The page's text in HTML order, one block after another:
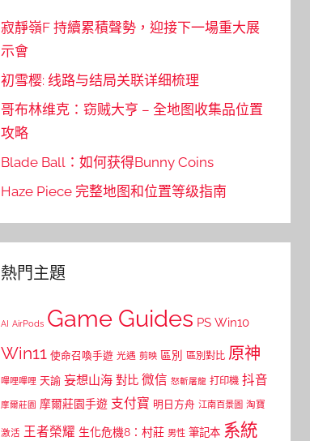
寂靜嶺F 持續累積聲勢，迎接下一場重大展
示會
初雪樱: 线路与结局关联详细梳理
哥布林维克：窃贼大亨 – 全地图收集品位置
攻略
Blade Ball：如何获得Bunny Coins
Haze Piece 完整地图和位置等级指南
熱門主題
AI AirPods Game Guides PS Win10
Win11 使命召喚手遊 光遇 剪映 區別 區別對比 原神
嗶哩嗶哩 天諭 妄想山海 對比 微信 怒斬屠龍 打印機 抖音
摩爾莊園 摩爾莊園手遊 支付寶 明日方舟 江南百景圖 淘寶
激活 王者榮耀 生化危機8：村莊 男性 筆記本 系統